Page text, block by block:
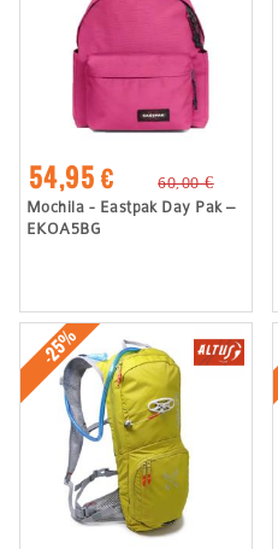
54,95 €
60,00 €
Mochila - Eastpak Day Pak –
EKOA5BG
-25%